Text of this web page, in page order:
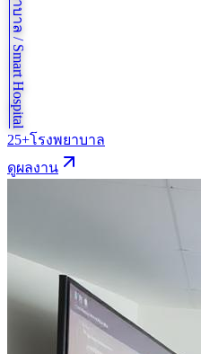
โรงพยาบาล / Smart Hospital
25+โรงพยาบาล
ดูผลงาน